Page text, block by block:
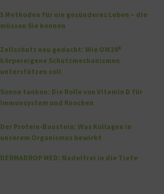
5 Methoden für ein gesünderes Leben – die
müssen Sie kennen
Zellschutz neu gedacht: Wie OM24®
körpereigene Schutzmechanismen
unterstützen soll
Sonne tanken: Die Rolle von Vitamin D für
Immunsystem und Knochen
Der Protein-Baustein: Was Kollagen in
unserem Organismus bewirkt
DERMADROP MED: Nadelfrei in die Tiefe